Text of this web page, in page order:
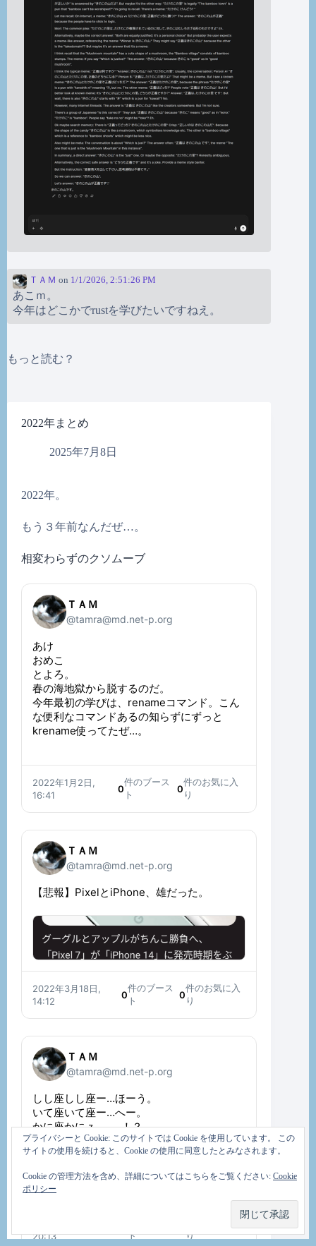
2022年まとめ
2025年7月8日
2022年。
もう３年前なんだぜ…。
相変わらずのクソムーブ
ＴＡＭ
@tamra@md.net-p.org
あけ
おめこ
とよろ。
春の海地獄から脱するのだ。
今年最初の学びは、renameコマンド。こん
な便利なコマンドあるの知らずにずっと
krename使ってたぜ…。
2022年1月2日,
16:41
0
件のブース
ト
0
件のお気に入
り
ＴＡＭ
@tamra@md.net-p.org
【悲報】PixelとiPhone、雄だった。
2022年3月18日,
14:12
0
件のブース
ト
0
件のお気に入
り
ＴＡＭ
@tamra@md.net-p.org
しし座しし座ー…ほーう。
いて座いて座ー…へー。
かに座かにｚ………！？
20:13
ト
り
ＴＡＭ on 1/1/2026, 2:51:26 PM
あこｍ。
今年はどこかでrustを学びたいですねえ。
もっと読む？
プライバシーと Cookie: このサイトでは Cookie を使用しています。 この
サイトの使用を続けると、Cookie の使用に同意したとみなされます。
Cookie の管理方法を含め、詳細についてはこちらをご覧ください: Cookie
ポリシー